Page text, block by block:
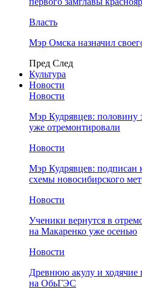
Власть
Мэр Омска назначил
Пред След
Культура
Новости
Новости
Мэр Кудрявцев: половину
уже отремонтировали
Новости
Мэр Кудрявцев: подписан
схемы новосибирского
Новости
Ученики вернутся в
на Макаренко уже осенью
Новости
Древнюю акулу и ходячие
на ОбьГЭС